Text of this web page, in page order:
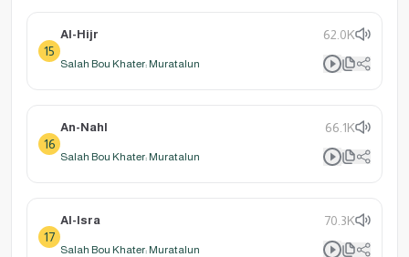
15
Al-Hijr 62.0K
Salah Bou Khater: Muratalun
16
An-Nahl 66.1K
Salah Bou Khater: Muratalun
17
Al-Isra 70.3K
Salah Bou Khater: Muratalun